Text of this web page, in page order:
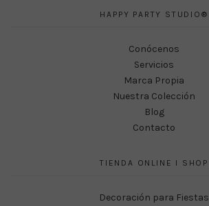
HAPPY PARTY STUDIO®
Conócenos
Servicios
Marca Propia
Nuestra Colección
Blog
Contacto
TIENDA ONLINE I SHOP
Decoración para Fiestas